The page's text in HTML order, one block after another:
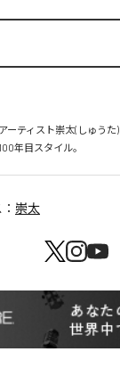
ーティスト崇太(しゅうた)
崇太